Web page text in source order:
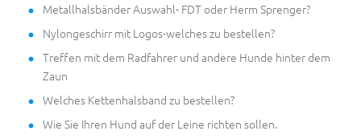
Metallhalsbänder Auswahl- FDT oder Herm Sprenger?
Nylongeschirr mit Logos-welches zu bestellen?
Treffen mit dem Radfahrer und andere Hunde hinter dem
Zaun
Welches Kettenhalsband zu bestellen?
Wie Sie Ihren Hund auf der Leine richten sollen.